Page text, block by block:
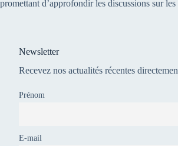
promettant d’approfondir les discussions sur
Newsletter
Recevez nos actualités récentes
Prénom
E-mail